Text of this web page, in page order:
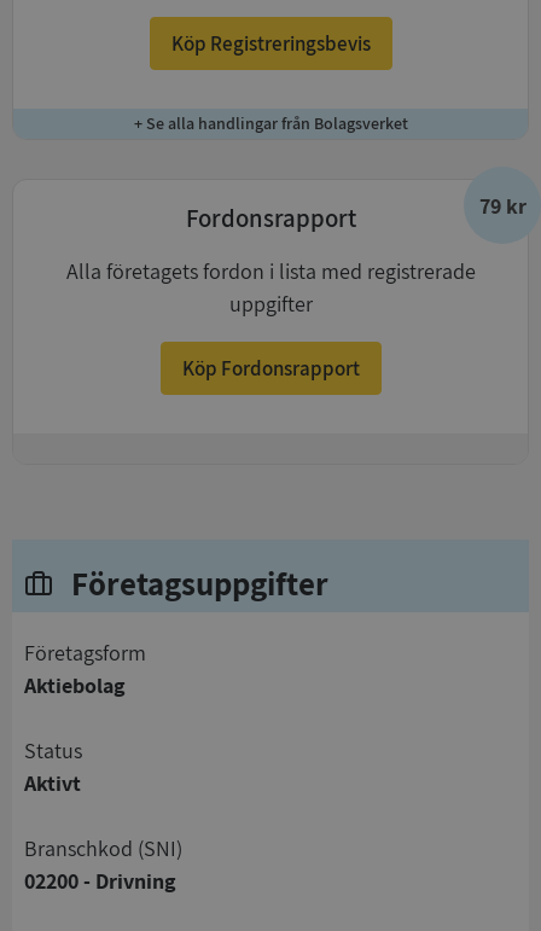
Köp Registreringsbevis
+ Se alla handlingar från Bolagsverket
79 kr
Fordonsrapport
Alla företagets fordon i lista med registrerade
uppgifter
Köp Fordonsrapport
Företagsuppgifter
företagsform
Aktiebolag
status
Aktivt
branschkod (SNI)
02200 - Drivning